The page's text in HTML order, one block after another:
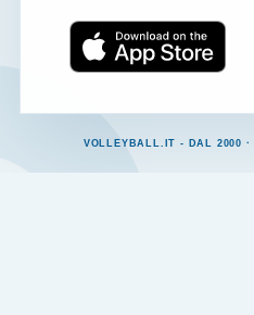
VOLLEYBALL.IT - DAL 2000